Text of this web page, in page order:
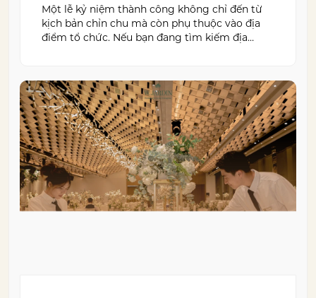
Một lễ kỷ niệm thành công không chỉ đến từ
kịch bản chỉn chu mà còn phụ thuộc vào địa
điểm tổ chức. Nếu bạn đang tìm kiếm địa
ứng nhiều quy mô sự kiện, đừng […]